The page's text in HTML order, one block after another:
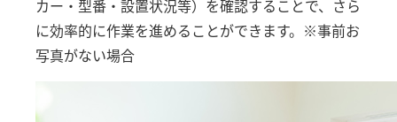
カー・型番・設置状況等）を確認することで、さら
に効率的に作業を進めることができます。※事前お
写真がない場合